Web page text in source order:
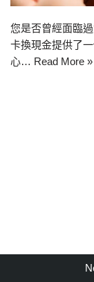
您是否曾經面臨
卡換現金提供了
心… Read More »